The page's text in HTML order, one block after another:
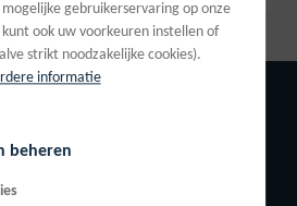
gebruikerservaring op onze
ook uw voorkeuren instellen of
strikt noodzakelijke cookies).
informatie
beheren